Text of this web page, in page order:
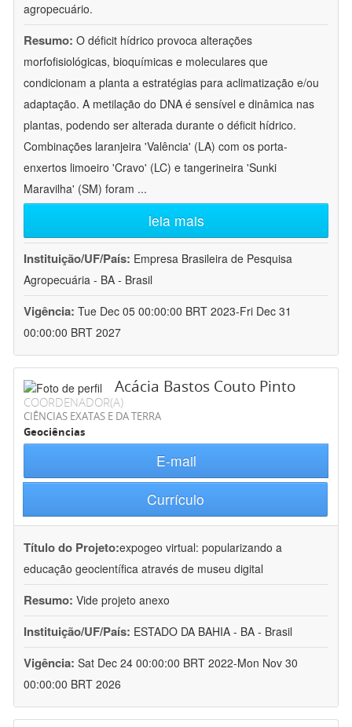
agropecuário.
Resumo: O déficit hídrico provoca alterações
morfofisiológicas, bioquímicas e moleculares que
condicionam a planta a estratégias para aclimatização e/ou
adaptação. A metilação do DNA é sensível e dinâmica nas
plantas, podendo ser alterada durante o déficit hídrico.
Combinações laranjeira 'Valência' (LA) com os porta-
enxertos limoeiro 'Cravo' (LC) e tangerineira 'Sunki
Maravilha' (SM) foram ...
leia mais
Instituição/UF/País: Empresa Brasileira de Pesquisa
Agropecuária - BA - Brasil
Vigência: Tue Dec 05 00:00:00 BRT 2023-Fri Dec 31
00:00:00 BRT 2027
Acácia Bastos Couto Pinto
COORDENADOR(A)
CIÊNCIAS EXATAS E DA TERRA
Geociências
E-mail
Currículo
Título do Projeto:expogeo virtual: popularizando a
educação geocientífica através de museu digital
Resumo: Vide projeto anexo
Instituição/UF/País: ESTADO DA BAHIA - BA - Brasil
Vigência: Sat Dec 24 00:00:00 BRT 2022-Mon Nov 30
00:00:00 BRT 2026